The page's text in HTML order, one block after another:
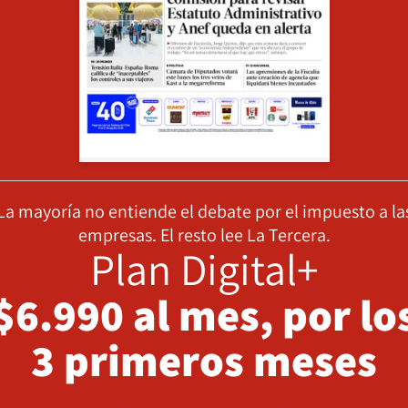
mayoría no entiende el debate por el impuesto a
empresas. El resto lee La Tercera.
Plan Digital+
al mes, por
3 primeros meses